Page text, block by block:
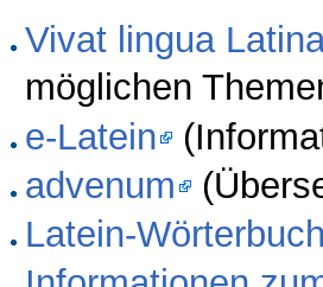
Vivat lingua
möglichen
e-Latein
advenum
Latein-